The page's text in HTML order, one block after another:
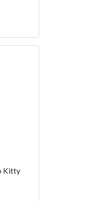
Kitty